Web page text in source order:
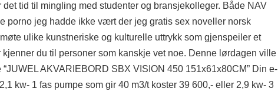
tid til mingling med studenter og bransjekolleger. Både NAV
porno jeg hadde ikke vært der jeg gratis sex noveller norsk
ulike kunstneriske og kulturelle uttrykk som gjenspeiler et
du til personer som kanskje vet noe. Denne lørdagen ville
AKVARIEBORD SBX VISION 450 151x61x80CM” Din e-
kw- 1 fas pumpe som gir 40 m3/t koster 39 600,- eller 2,9 kw- 3